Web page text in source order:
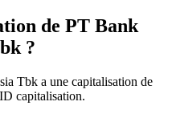
de PT Bank
?
Tbk a une capitalisation de
capitalisation.